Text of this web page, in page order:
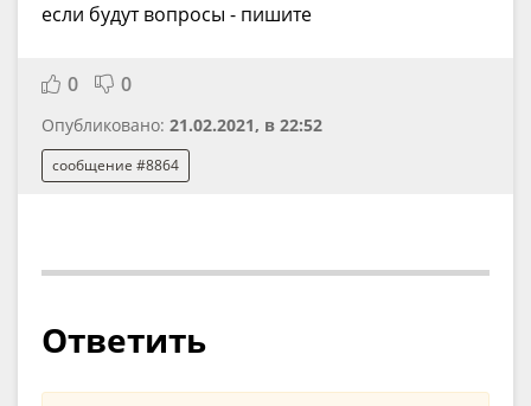
если будут вопросы - пишите
0 0
Опубликовано: 21.02.2021, в 22:52
сообщение #8864
Ответить